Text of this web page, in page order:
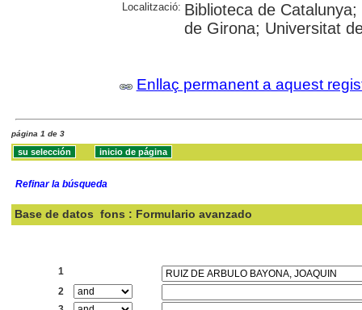
Localització: Biblioteca de
de Girona; Universitat
Enllaç permanent a aquest
página 1 de 3
Refinar la búsqueda
Base de datos fons : Formulario avanzado
1
2